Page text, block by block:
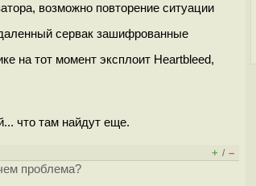
возможно повторение ситуации
сервак зашифрованные
на тот момент эксплоит Heartbleed,
что там найдут еще.
+ / –
проблема?